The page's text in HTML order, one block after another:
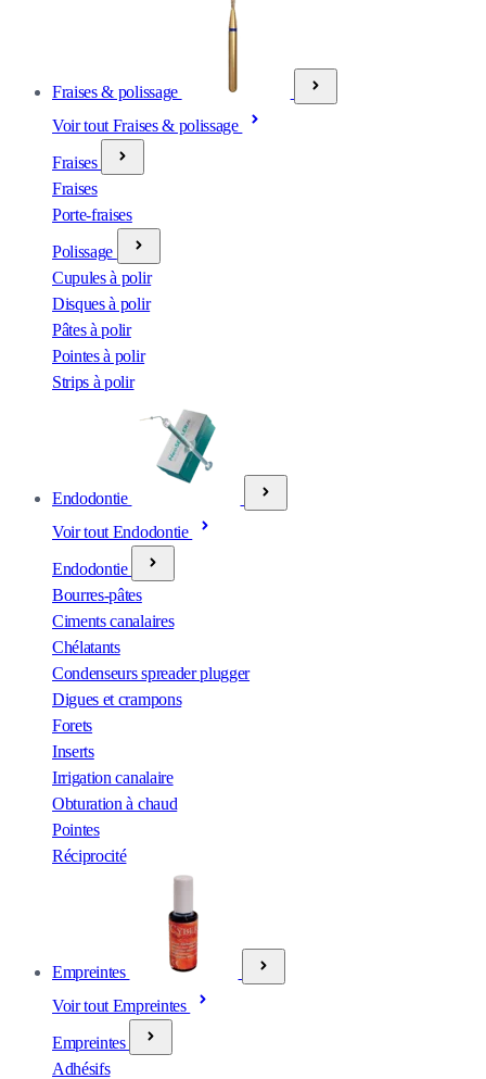
Fraises & polissage
Voir tout Fraises & polissage
Fraises
Fraises
Porte-fraises
Polissage
Cupules à polir
Disques à polir
Pâtes à polir
Pointes à polir
Strips à polir
Endodontie
Voir tout Endodontie
Endodontie
Bourres-pâtes
Ciments canalaires
Chélatants
Condenseurs spreader plugger
Digues et crampons
Forets
Inserts
Irrigation canalaire
Obturation à chaud
Pointes
Réciprocité
Empreintes
Voir tout Empreintes
Empreintes
Adhésifs